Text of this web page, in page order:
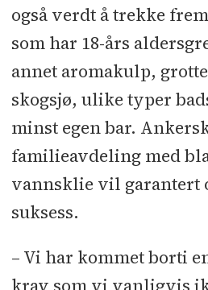
også verdt å trekke
som har 18-års
annet aromakulp,
skogsjø, ulike typer
minst egen bar.
familieavdeling med
vannsklie vil garantert
suksess.
– Vi har kommet borti